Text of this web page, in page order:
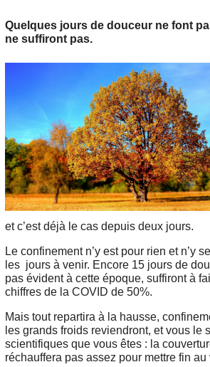
Quelques jours de douceur ne font
ne suffiront pas.
et c’est déjà le cas depuis deux jours.
Le confinement n’y est pour rien et n’y
les jours à venir. Encore 15 jours de
pas évident à cette époque, suffiront à
chiffres de la COVID de 50%.
Mais tout repartira à la hausse,
les grands froids reviendront, et vous le
scientifiques que vous êtes : la
réchauffera pas assez pour mettre fin au